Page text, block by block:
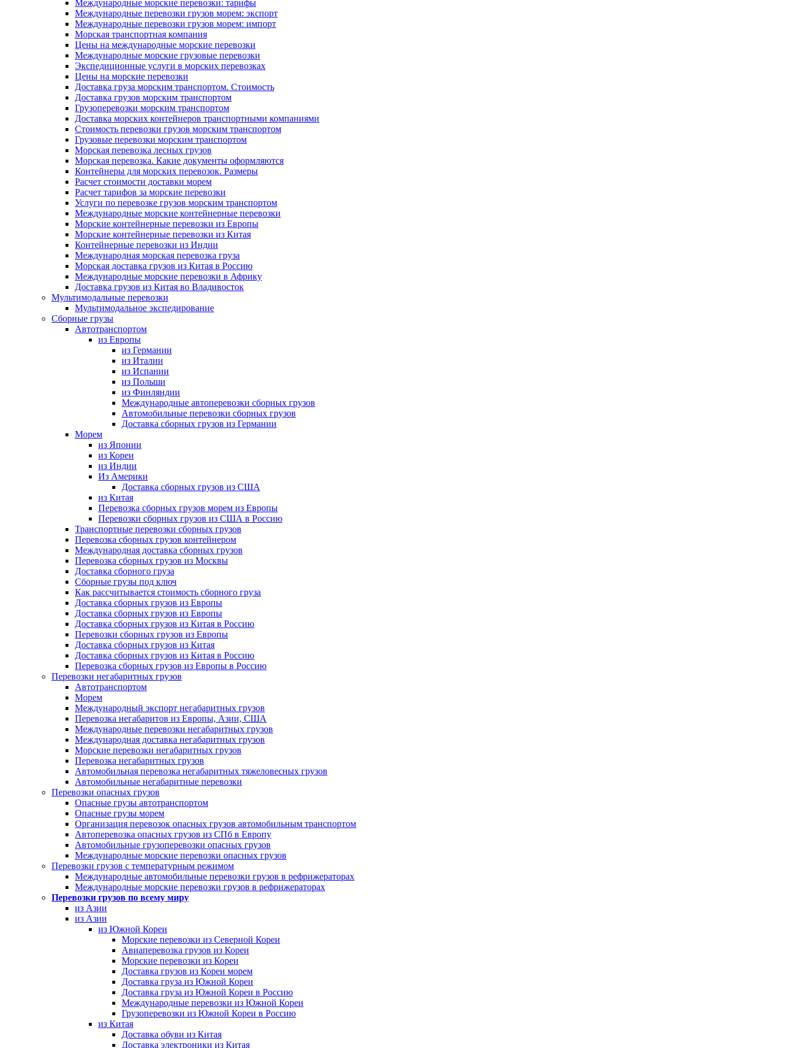
Международные морские перевозки: тарифы
Международные перевозки грузов морем: экспорт
Международные перевозки грузов морем: импорт
Морская транспортная компания
Цены на международные морские перевозки
Международные морские грузовые перевозки
Экспедиционные услуги в морских перевозках
Цены на морские перевозки
Доставка груза морским транспортом. Стоимость
Доставка грузов морским транспортом
Грузоперевозки морским транспортом
Доставка морских контейнеров транспортными компаниями
Стоимость перевозки грузов морским транспортом
Грузовые перевозки морским транспортом
Морская перевозка лесных грузов
Морская перевозка. Какие документы оформляются
Контейнеры для морских перевозок. Размеры
Расчет стоимости доставки морем
Расчет тарифов за морские перевозки
Услуги по перевозке грузов морским транспортом
Международные морские контейнерные перевозки
Морские контейнерные перевозки из Европы
Морские контейнерные перевозки из Китая
Контейнерные перевозки из Индии
Международная морская перевозка груза
Морская доставка грузов из Китая в Россию
Международные морские перевозки в Африку
Доставка грузов из Китая во Владивосток
Мультимодальные перевозки
Мультимодальное экспедирование
Сборные грузы
Автотранспортом
из Европы
из Германии
из Италии
из Испании
из Польши
из Финляндии
Международные автоперевозки сборных грузов
Автомобильные перевозки сборных грузов
Доставка сборных грузов из Германии
Морем
из Японии
из Кореи
из Индии
Из Америки
Доставка сборных грузов из США
из Китая
Перевозка сборных грузов морем из Европы
Перевозки сборных грузов из США в Россию
Транспортные перевозки сборных грузов
Перевозка сборных грузов контейнером
Международная доставка сборных грузов
Перевозка сборных грузов из Москвы
Доставка сборного груза
Сборные грузы под ключ
Как рассчитывается стоимость сборного груза
Доставка сборных грузов из Европы
Доставка сборных грузов из Европы
Доставка сборных грузов из Китая в Россию
Перевозки сборных грузов из Европы
Доставка сборных грузов из Китая
Доставка сборных грузов из Китая в Россию
Перевозка сборных грузов из Европы в Россию
Перевозки негабаритных грузов
Автотранспортом
Морем
Международный экспорт негабаритных грузов
Перевозка негабаритов из Европы, Азии, США
Международные перевозки негабаритных грузов
Международная доставка негабаритных грузов
Морские перевозки негабаритных грузов
Перевозка негабаритных грузов
Автомобильная перевозка негабаритных тяжеловесных грузов
Автомобильные негабаритные перевозки
Перевозки опасных грузов
Опасные грузы автотранспортом
Опасные грузы морем
Организация перевозок опасных грузов автомобильным транспортом
Автоперевозка опасных грузов из СПб в Европу
Автомобильные грузоперевозки опасных грузов
Международные морские перевозки опасных грузов
Перевозки грузов с температурным режимом
Международные автомобильные перевозки грузов в рефрижераторах
Международные морские перевозки грузов в рефрижераторах
Перевозки грузов по всему миру
из Азии
из Азии
из Южной Кореи
Морские перевозки из Северной Кореи
Авиаперевозка грузов из Кореи
Морские перевозки из Кореи
Доставка грузов из Кореи морем
Доставка груза из Южной Кореи
Доставка груза из Южной Кореи в Россию
Международные перевозки из Южной Кореи
Грузоперевозки из Южной Кореи в Россию
из Китая
Доставка обуви из Китая
Доставка электроники из Китая